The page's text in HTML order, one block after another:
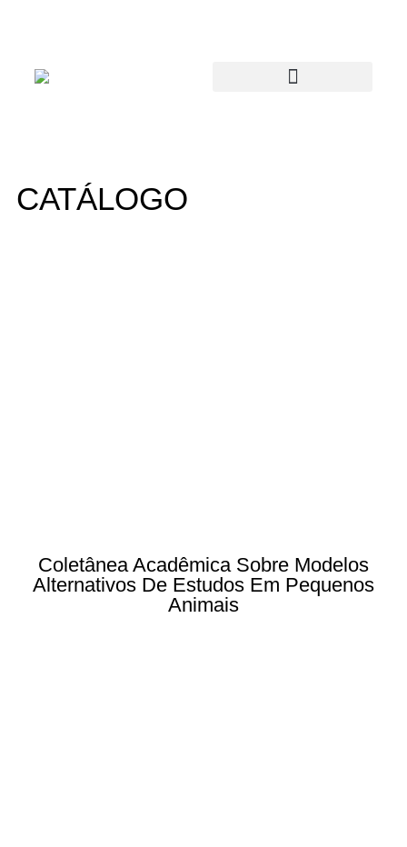
CATÁLOGO
Coletânea Acadêmica Sobre Modelos
Alternativos De Estudos Em Pequenos
Animais